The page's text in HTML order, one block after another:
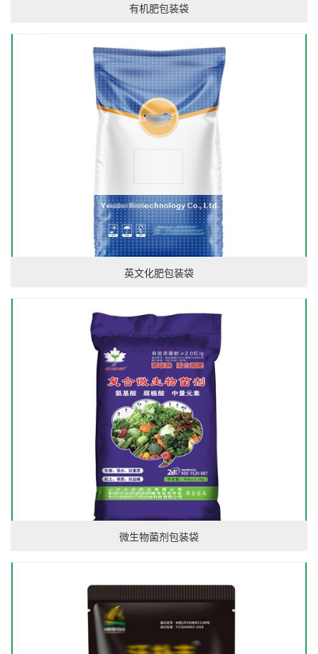
有机肥包装袋
英文化肥包装袋
微生物菌剂包装袋